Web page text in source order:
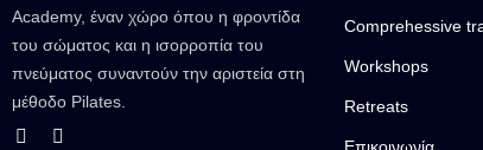
Academy, έναν χώρο όπου η φροντίδα
του σώματος και η ισορροπία του
πνεύματος συναντούν την αριστεία στη
μέθοδο Pilates.
Comprehessive
Workshops
Retreats